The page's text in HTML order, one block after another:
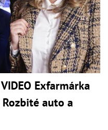
Exfarmárka
auto a